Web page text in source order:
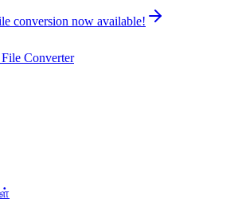
conversion now available!
Converter